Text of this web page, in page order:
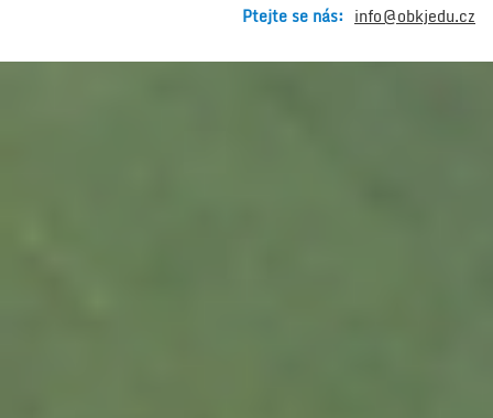
Ptejte se nás: info@obkjedu.cz